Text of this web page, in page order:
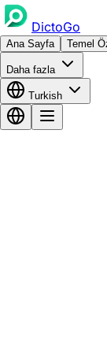
DictoGo
Ana Sayfa Temel
Daha fazla
Turkish